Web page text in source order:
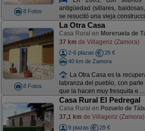
8 Fotos
antigüedad (sillares,
se resucitó una vieja
8 Fotos
La Otra Casa
Casa Rural en Moreruela de
37 km de Villageriz (Zamora)
2-6 plazas
25 €
40 km de Zamora
La Otra Casa es la
labranza del pueblo, con
que la hacen muy fresquita e ...
Casa Rural El Pedregal
Casa Rural en Pozuelo de
37,1 km de Villageriz (Zamora)
9 plazas
29 €